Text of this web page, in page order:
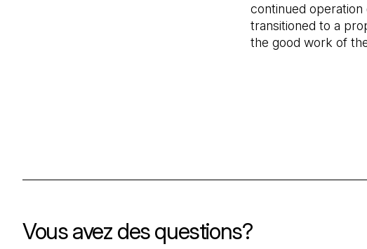
continued
transitioned to a
the good work of
Vous avez des questions?